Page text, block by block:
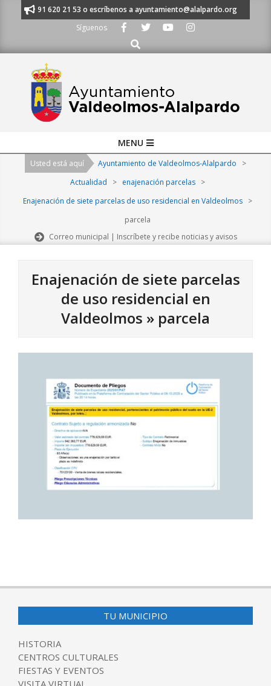
al 91 620 21 53 o escríbenos a ayuntamiento@alalpardo.org
Síguenos
Buscar
Navigation
MENU
Usted está aquí Ayuntamiento de Valdeolmos-Alalpardo
>
Actualidad
> enajenación parcelas
>
Enajenación de siete parcelas de uso residencial en Valdeolmos
>
parcela
Correo municipal | Inscríbete y recibe noticias y avisos
Enajenación de siete parcelas
de uso residencial en
Valdeolmos » parcela
TU MUNICIPIO
HISTORIA
CENTROS CULTURALES
FIESTAS Y EVENTOS
VISITA VIRTUAL